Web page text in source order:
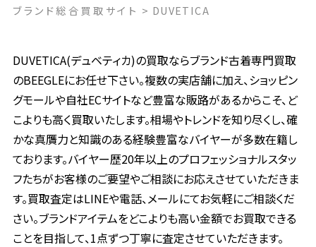
ブランド総合買取サイト > DUVETICA
DUVETICA(デュベティカ)の買取ならブランド古着専門買取
のBEEGLEにお任せ下さい。複数の実店舗に加え、ショッピン
グモールや自社ECサイトなど豊富な販路があるからこそ、ど
こよりも高く買取いたします。相場やトレンドを知り尽くし、確
かな真贋力と知識のある経験豊富なバイヤーが多数在籍し
ております。バイヤー歴20年以上のプロフェッショナルスタッ
フたちがお客様のご要望やご相談にお応えさせていただきま
す。買取査定はLINEや電話、メールにてお気軽にご相談くだ
さい。ブランドアイテムをどこよりも高い金額でお買取できる
ことを目指して、1点ずつ丁寧に査定させていただきます。